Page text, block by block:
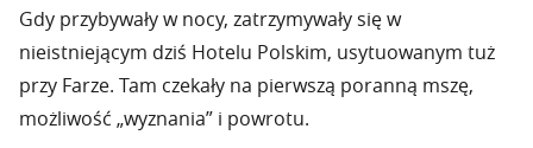
Gdy przybywały w nocy, zatrzymywały się w
nieistniejącym dziś Hotelu Polskim, usytuowanym tuż
przy Farze. Tam czekały na pierwszą poranną mszę,
możliwość „wyznania” i powrotu.